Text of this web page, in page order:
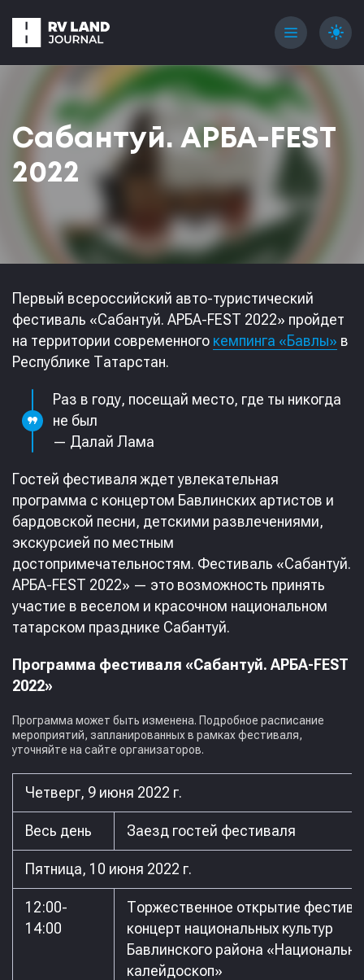
menu light_mode
Сабантуй. АРБА-FEST
2022
Первый всероссийский авто-туристический
фестиваль «Сабантуй. АРБА-FEST 2022» пройдет
на территории современного кемпинга «Бавлы» в
Республике Татарстан.
Раз в году, посещай место, где ты никогда
не был
— Далай Лама
Гостей фестиваля ждет увлекательная
программа с концертом Бавлинских артистов и
бардовской песни, детскими развлечениями,
экскурсией по местным
достопримечательностям. Фестиваль «Сабантуй.
АРБА-FEST 2022» — это возможность принять
участие в веселом и красочном национальном
татарском празднике Сабантуй.
Программа фестиваля «Сабантуй. АРБА-FEST
2022»
Программа может быть изменена. Подробное расписание
мероприятий, запланированных в рамках фестиваля,
уточняйте на сайте организаторов.
Четверг, 9 июня 2022 г.
Весь день Заезд гостей фестиваля
Пятница, 10 июня 2022 г.
12:00-
14:00
Торжественное открытие
концерт национальных культур
Бавлинского района
калейдоскоп»